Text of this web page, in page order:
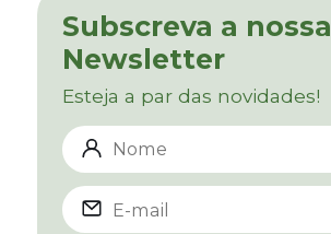
Subscreva a nossa
Newsletter
Esteja a par das novidades!